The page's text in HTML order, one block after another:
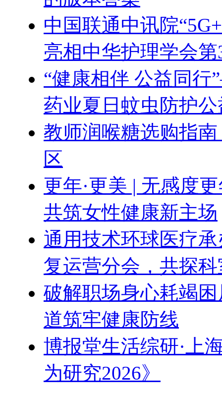
中国联通中讯院
亮相中华护理学会
“健康相伴 公益同
药业夏日蚊虫防护
教师润喉糖选购指
区
更年·更美 | 无感度
共筑女性健康新主场
通用技术环球医疗
复运营分会，共探
破解职场身心耗竭
道筑牢健康防线
博报堂生活综研·上
为研究2026》